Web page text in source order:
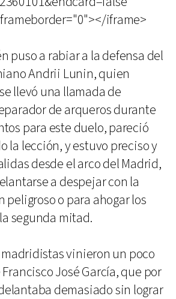
iframe>
puso a rabiar a la defensa del
Andrii Lunin, quien
llevó una llamada de
de arqueros durante
para este duelo, pareció
la lección, y estuvo preciso y
desde el arco del Madrid,
a despejar con la
peligroso o para ahogar los
segunda mitad.
madridistas vinieron un poco
José García, que por
demasiado sin lograr